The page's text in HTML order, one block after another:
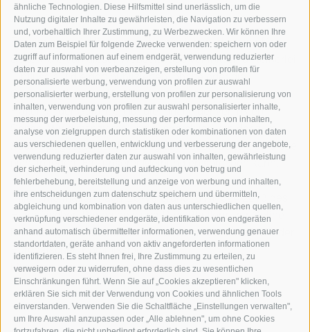
ähnliche Technologien. Diese Hilfsmittel sind unerlässlich, um die
Nutzung digitaler Inhalte zu gewährleisten, die Navigation zu verbessern
und, vorbehaltlich Ihrer Zustimmung, zu Werbezwecken. Wir können Ihre
Daten zum Beispiel für folgende Zwecke verwenden: speichern von oder
zugriff auf informationen auf einem endgerät, verwendung reduzierter
daten zur auswahl von werbeanzeigen, erstellung von profilen für
personalisierte werbung, verwendung von profilen zur auswahl
personalisierter werbung, erstellung von profilen zur personalisierung von
inhalten, verwendung von profilen zur auswahl personalisierter inhalte,
messung der werbeleistung, messung der performance von inhalten,
analyse von zielgruppen durch statistiken oder kombinationen von daten
aus verschiedenen quellen, entwicklung und verbesserung der angebote,
verwendung reduzierter daten zur auswahl von inhalten, gewährleistung
der sicherheit, verhinderung und aufdeckung von betrug und
fehlerbehebung, bereitstellung und anzeige von werbung und inhalten,
ihre entscheidungen zum datenschutz speichern und übermitteln,
abgleichung und kombination von daten aus unterschiedlichen quellen,
verknüpfung verschiedener endgeräte, identifikation von endgeräten
anhand automatisch übermittelter informationen, verwendung genauer
standortdaten, geräte anhand von aktiv angeforderten informationen
identifizieren. Es steht Ihnen frei, Ihre Zustimmung zu erteilen, zu
verweigern oder zu widerrufen, ohne dass dies zu wesentlichen
Einschränkungen führt. Wenn Sie auf „Cookies akzeptieren" klicken,
erklären Sie sich mit der Verwendung von Cookies und ähnlichen Tools
einverstanden. Verwenden Sie die Schaltfläche „Einstellungen verwalten",
um Ihre Auswahl anzupassen oder „Alle ablehnen", um ohne Cookies
Es wird ausdrücklich darauf hingewiesen, dass wir für
Seiten, die von dieser Webseite aus verlinkt sind, keinerlei
Einfluss auf die dort publizierten Inhalte oder die
Gestaltung haben. Wir übernehmen somit keinerlei
Haftung oder Garantien für die Inhalte der verlinkten
Seiten. Wir distanzieren uns ausdrücklich von der zum
Ausdruck gebrachten Meinung auf diesen Seiten, da diese
nicht in jedem Fall unserer Meinung entsprechen kann.
Pflichtinformation nach EU-Verordnung Nr. 524/2013 des
Europäischen Parlaments und Rats Plattform zur Online-
Beilegung verbraucherrechtlicher Streitigkeiten (ODR) der
Europäischen Kommission:
https://ec.europa.eu/consumers/odr/